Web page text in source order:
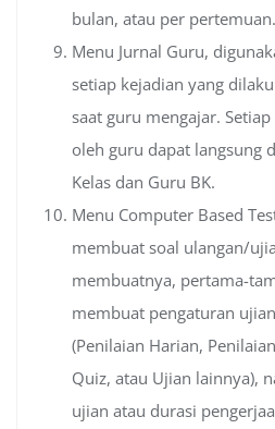
bulan, atau per pertemuan.
Menu Jurnal Guru,
setiap kejadian yang
saat guru mengajar.
oleh guru dapat langsung
Kelas dan Guru BK.
Menu Computer Based
membuat soal ulangan/
membuatnya, pertama-
membuat pengaturan
(Penilaian Harian,
Quiz, atau Ujian lainnya),
ujian atau durasi